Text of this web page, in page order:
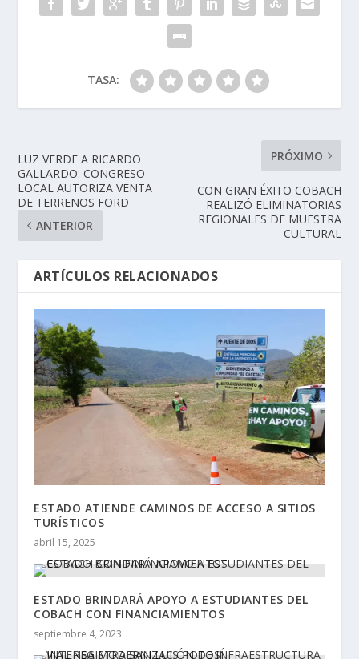
TASA:
LUZ VERDE A RICARDO
GALLARDO: CONGRESO
LOCAL AUTORIZA VENTA
DE TERRENOS FORD
ANTERIOR
PRÓXIMO
CON GRAN ÉXITO COBACH
REALIZÓ ELIMINATORIAS
REGIONALES DE MUESTRA
CULTURAL
ARTÍCULOS RELACIONADOS
ESTADO ATIENDE CAMINOS DE ACCESO A SITIOS
TURÍSTICOS
abril 15, 2025
ESTADO BRINDARÁ APOYO A ESTUDIANTES DEL
COBACH CON FINANCIAMIENTOS
septiembre 4, 2023